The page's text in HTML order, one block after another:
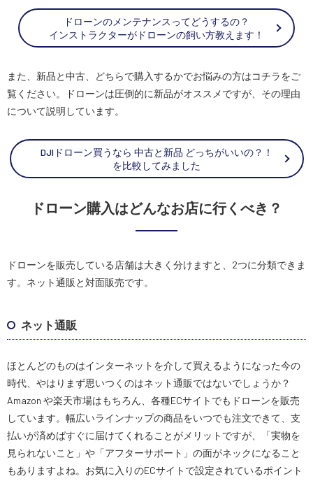
ドローンのメンテナンスってどうするの？
インストラクターがドローンの飼い方教えます！
また、新品と中古、どちらで購入するかでお悩みの方はコチラをご
覧ください。ドローンは圧倒的に新品がオススメですが、その理由
について説明しています。
DJIドローン買うなら 中古と新品 どっちがいいの？！
を比較してみました
ドローン購入はどんなお店に行くべき？
ドローンを販売している店舗は大きく分けますと、2つに分類できま
す。ネット通販と対面販売です。
ネット通販
ほとんどのものはインターネットを介して買えるようになった今の
時代、やはりまず思いつくのはネット通販ではないでしょうか？
Amazon や楽天市場はもちろん、各種ECサイトでもドローンを販売
しています。幅広いラインナップの商品をいつでも注文できて、支
払いが済めばすぐに届けてくれることがメリットですが、「実物を
見られないこと」や「アフターサポート」の面がネックになること
もありますよね。お気に入りのECサイトで設定されているポイント